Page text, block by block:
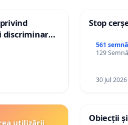
de
„Gorici”
Stop
561
129
30 Jul 2026
utilizării
Obiecții